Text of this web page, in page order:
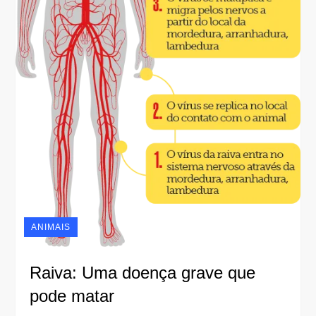
ANIMAIS
Raiva: Uma doença grave que
pode matar